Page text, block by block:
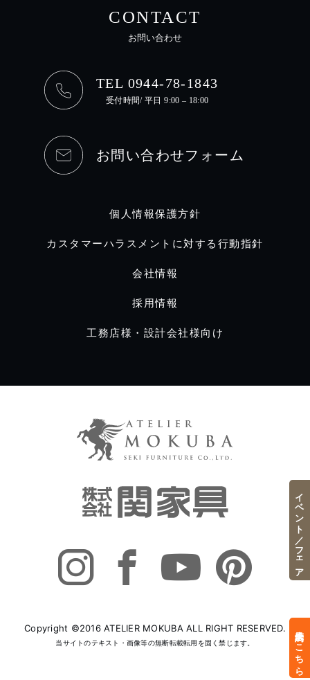
CONTACT
お問い合わせ
TEL 0944-78-1843
受付時間/ 平日 9:00 – 18:00
お問い合わせフォーム
個人情報保護方針
カスタマーハラスメントに対する行動指針
会社情報
採用情報
工務店様・設計会社様向け
Copyright ©2016 ATELIER MOKUBA ALL RIGHT RESERVED.
当サイトのテキスト・画像等の無断転載転用を固く禁じます。 来店予約はこちら
イベント／フェア